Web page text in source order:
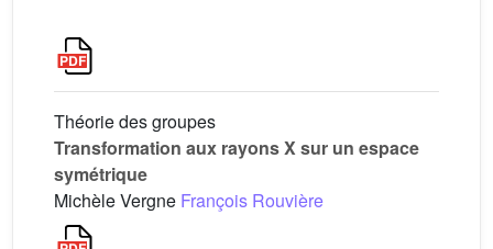
Théorie des groupes
Transformation aux rayons X sur un espace
symétrique
Michèle Vergne François Rouvière